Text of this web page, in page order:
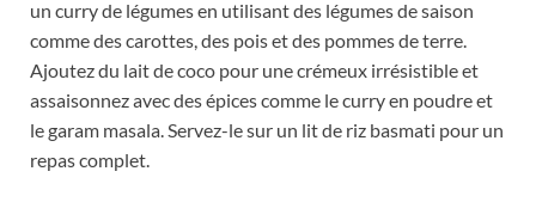
un curry de légumes en utilisant des légumes de saison
comme des carottes, des pois et des pommes de terre.
Ajoutez du lait de coco pour une crémeux irrésistible et
assaisonnez avec des épices comme le curry en poudre et
le garam masala. Servez-le sur un lit de riz basmati pour un
repas complet.